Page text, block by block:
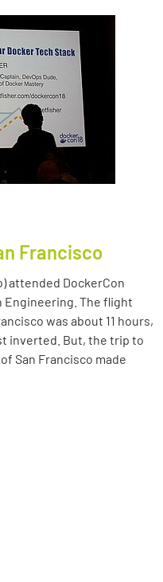
Francisco
attended DockerCon
The flight
was about 11 hours,
inverted. But, the trip to
San Francisco made